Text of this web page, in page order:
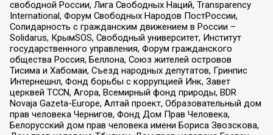
свободной России, Лига Свободных Наций, Transparеncy
International, Форум Свободных Народов ПостРоссии,
Солидарность с гражданским движением в России –
Solidarus, КрымSOS, Свободный университет, Институт
государственного управления, Форум гражданского
общества Россия, Беллона, Союз жителей островов
Тисима и Хабомаи, Съезд народных депутатов, Гринпис
Интернешнл, Фонд борьбы с коррупцией Инк, Завет
церквей TCCN, Агора, Всемирный фонд природы, BDR
Novaja Gazeta-Europe, Алтай проект, Образовательный дом
прав человека Чернигов, Фонд Дом Прав Человека,
Белорусский дом прав человека имени Бориса Звозскова,